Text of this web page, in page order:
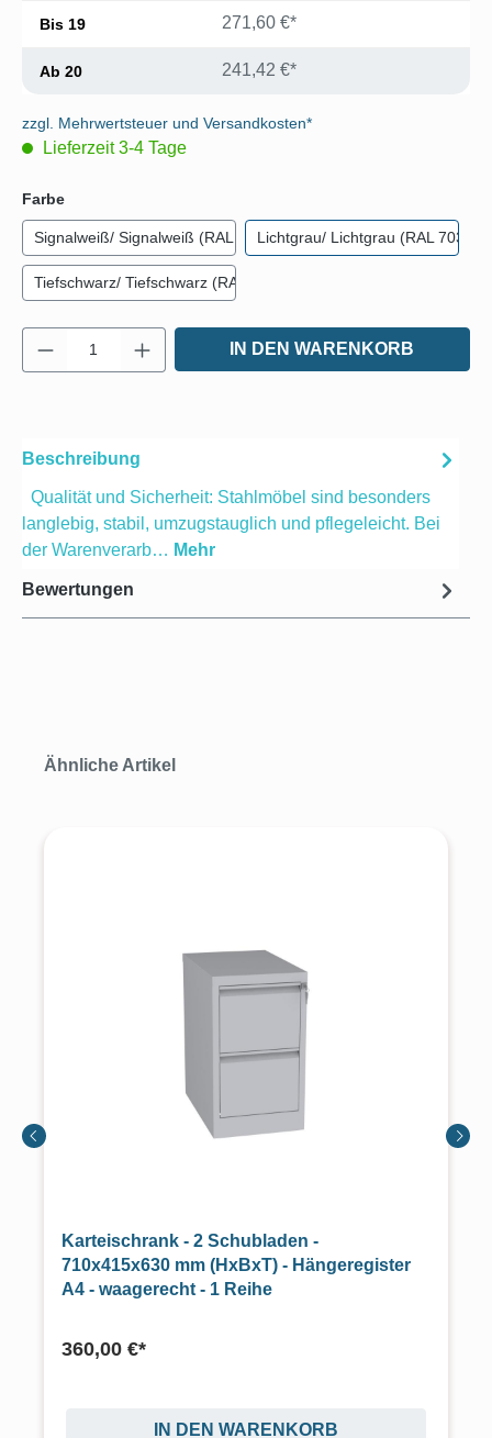
Bis 19 271,60 €*
Ab 20 241,42 €*
zzgl. Mehrwertsteuer und Versandkosten*
Lieferzeit 3-4 Tage
Farbeauswählen
Signalweiß/ Signalweiß (RAL 9003)Lichtgrau/ Lichtgrau (RAL 7035)
Tiefschwarz/ Tiefschwarz (RAL 9005)
Produkt Anzahl: Gib den gewünschten
IN DEN WARENKORB
Beschreibung
Qualität und Sicherheit: Stahlmöbel sind besonders
langlebig, stabil, umzugstauglich und pflegeleicht. Bei
der Warenverarb… Mehr
Bewertungen
Produktgalerie überspringen
Ähnliche Artikel
Karteischrank - 2 Schubladen -
710x415x630 mm (HxBxT) - Hängeregister
A4 - waagerecht - 1 Reihe
360,00 €*
IN DEN WARENKORB